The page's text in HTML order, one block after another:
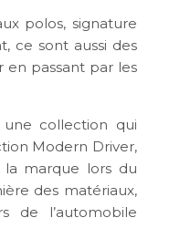
polos, signature
ce sont aussi des
en passant par les
une collection qui
Modern Driver,
la marque lors du
des matériaux,
de l’automobile